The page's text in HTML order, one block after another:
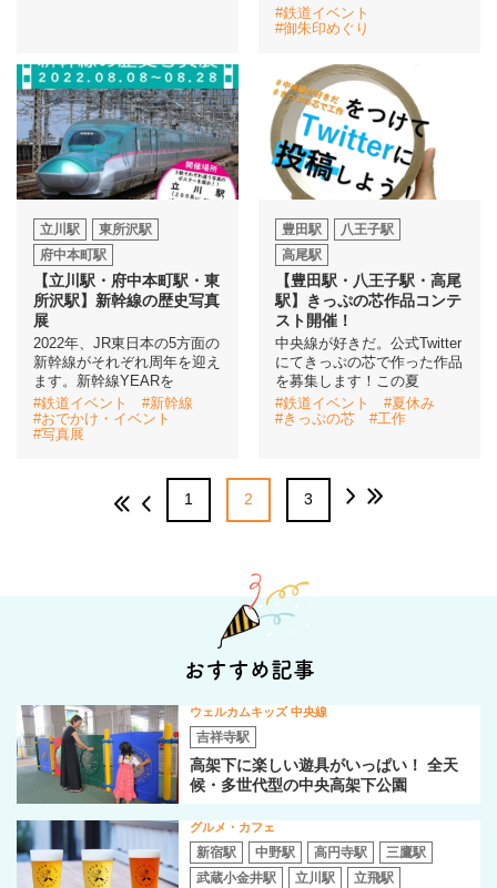
#鉄道イベント
#御朱印めぐり
立川駅
東所沢駅
府中本町駅
【立川駅・府中本町駅・東
所沢駅】新幹線の歴史写真
展
2022年、JR東日本の5方面の
新幹線がそれぞれ周年を迎え
ます。新幹線YEARを
#鉄道イベント
#新幹線
#おでかけ・イベント
#写真展
豊田駅
八王子駅
高尾駅
【豊田駅・八王子駅・高尾
駅】きっぷの芯作品コンテ
スト開催！
中央線が好きだ。公式Twitter
にてきっぷの芯で作った作品
を募集します！この夏
#鉄道イベント
#夏休み
#きっぷの芯
#工作
1 2 3
おすすめ記事
ウェルカムキッズ 中央線
吉祥寺駅
高架下に楽しい遊具がいっぱい！ 全天
候・多世代型の中央高架下公園
グルメ・カフェ
新宿駅 中野駅 高円寺駅
三鷹駅
武蔵小金井駅
立川駅 立飛駅